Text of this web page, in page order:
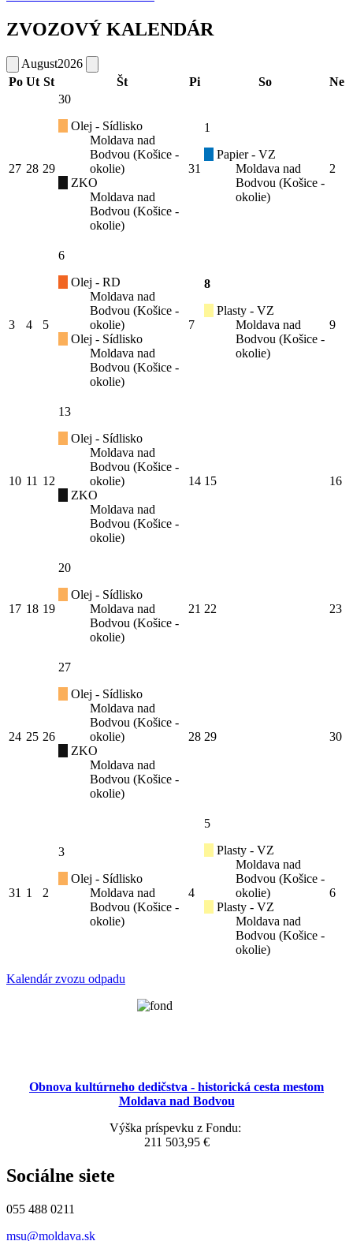
ZVOZOVÝ KALENDÁR
August2026
Po Ut St Št Pi So Ne
27 28 29
30
Olej - Sídlisko
Moldava nad
Bodvou (Košice -
okolie)
ZKO
Moldava nad
Bodvou (Košice -
okolie)
31
1
Papier - VZ
Moldava nad
Bodvou (Košice -
okolie)
2
3 4 5
6
Olej - RD
Moldava nad
Bodvou (Košice -
okolie)
Olej - Sídlisko
Moldava nad
Bodvou (Košice -
okolie)
7
8
Plasty - VZ
Moldava nad
Bodvou (Košice -
okolie)
9
10 11 12
13
Olej - Sídlisko
Moldava nad
Bodvou (Košice -
okolie)
ZKO
Moldava nad
Bodvou (Košice -
okolie)
14 15 16
17 18 19
20
Olej - Sídlisko
Moldava nad
Bodvou (Košice -
okolie)
21 22 23
24 25 26
27
Olej - Sídlisko
Moldava nad
Bodvou (Košice -
okolie)
ZKO
Moldava nad
Bodvou (Košice -
okolie)
28 29 30
31 1 2
3
Olej - Sídlisko
Moldava nad
Bodvou (Košice -
okolie)
4
5
Plasty - VZ
Moldava nad
Bodvou (Košice -
okolie)
Plasty - VZ
Moldava nad
Bodvou (Košice -
okolie)
6
Kalendár zvozu odpadu
Obnova kultúrneho dedičstva - historická cesta mestom
Moldava nad Bodvou
Výška príspevku z Fondu:
211 503,95 €
Sociálne siete
055 488 0211
msu@moldava.sk